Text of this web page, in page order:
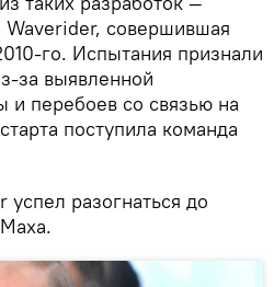
Waverider, совершившая
го. Испытания признали
за выявленной
и перебоев со связью на
поступила команда
разогнаться до